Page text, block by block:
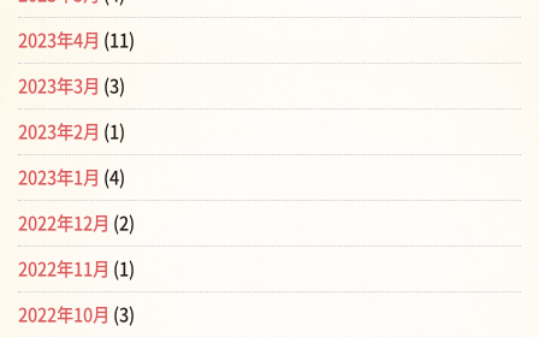
2023年4月 (11)
2023年3月 (3)
2023年2月 (1)
2023年1月 (4)
2022年12月 (2)
2022年11月 (1)
2022年10月 (3)